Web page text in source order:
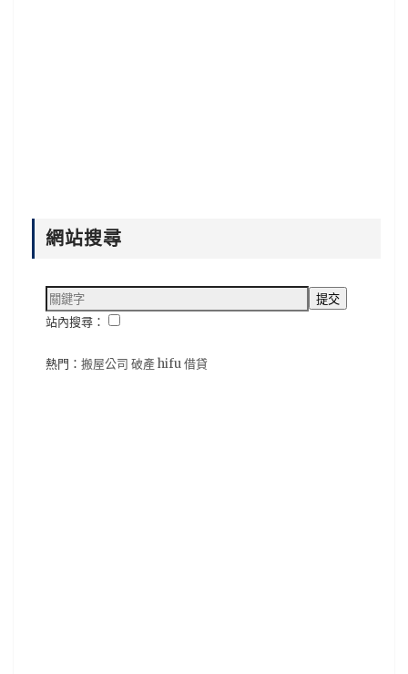
網站搜尋
站內搜尋：
熱門： 搬屋公司 破產hifu借貸